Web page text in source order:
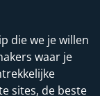
die we je willen
waar je
sites, de beste